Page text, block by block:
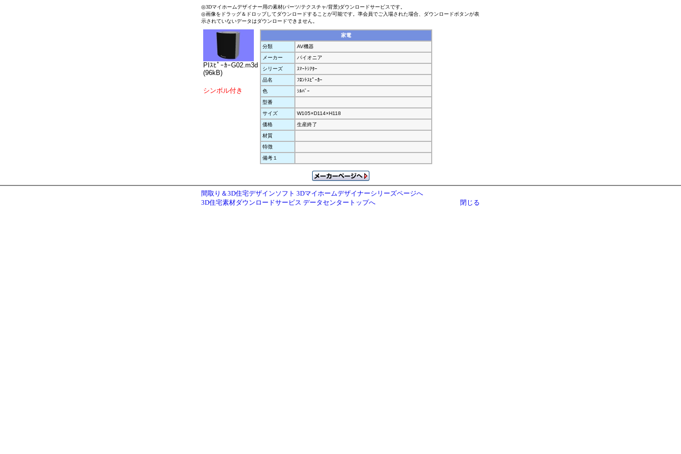
◎3Dマイホームデザイナー用の素材(パーツ/テクスチャ/背景)ダウンロードサービスです。
◎画像をドラッグ＆ドロップしてダウンロードすることが可能です。準会員でご入場された場合、ダウンロードボタンが表
示されていないデータはダウンロードできません。
PIｽﾋﾟｰｶｰG02.m3d
(96kB)
シンボル付き
家電
分類
AV機器
メーカー
パイオニア
シリーズ
ｽﾏｰﾄｼｱﾀｰ
品名
ﾌﾛﾝﾄｽﾋﾟｰｶｰ
色
ｼﾙﾊﾞｰ
型番
サイズ
W105×D114×H118
価格
生産終了
材質
特徴
備考１
間取り＆3D住宅デザインソフト 3Dマイホームデザイナーシリーズページへ
3D住宅素材ダウンロードサービス データセンタートップへ
閉じる